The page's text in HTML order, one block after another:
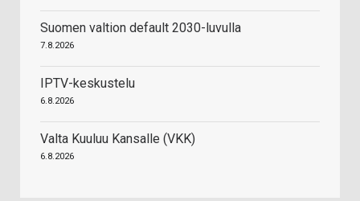
Suomen valtion default 2030-luvulla
7.8.2026
IPTV-keskustelu
6.8.2026
Valta Kuuluu Kansalle (VKK)
6.8.2026